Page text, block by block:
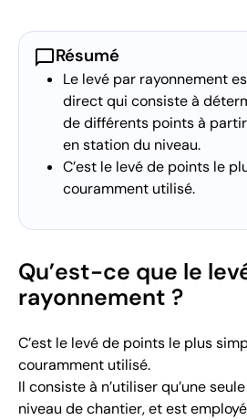
chat_bubbleRésumé
Le levé par rayonnement
direct qui consiste à
de différents points à partir
en station du niveau.
C’est le levé de points le
couramment utilisé.
Qu’est-ce que le
rayonnement ?
C’est le levé de points le plus
couramment utilisé.
Il consiste à n’utiliser qu’une
niveau de chantier, et est